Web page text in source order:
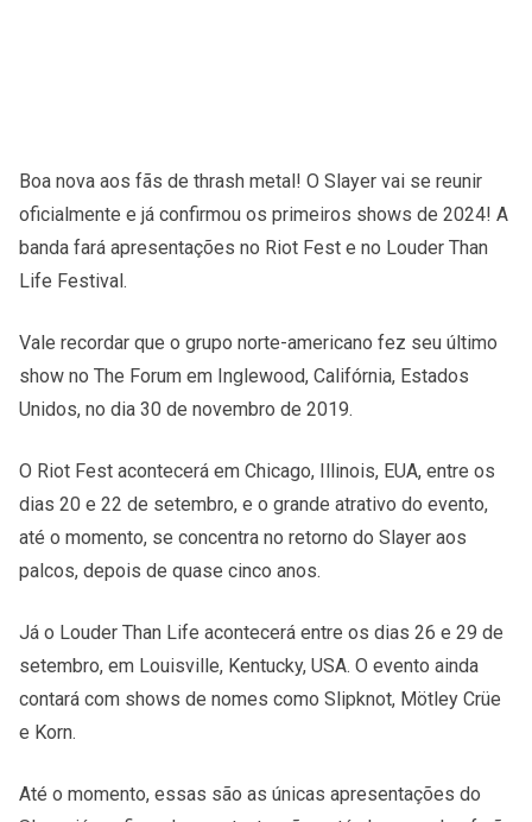
Boa nova aos fãs de thrash metal! O Slayer vai se reunir
oficialmente e já confirmou os primeiros shows de 2024! A
banda fará apresentações no Riot Fest e no Louder Than
Life Festival.
Vale recordar que o grupo norte-americano fez seu último
show no The Forum em Inglewood, Califórnia, Estados
Unidos, no dia 30 de novembro de 2019.
O Riot Fest acontecerá em Chicago, Illinois, EUA, entre os
dias 20 e 22 de setembro, e o grande atrativo do evento,
até o momento, se concentra no retorno do Slayer aos
palcos, depois de quase cinco anos.
Já o Louder Than Life acontecerá entre os dias 26 e 29 de
setembro, em Louisville, Kentucky, USA. O evento ainda
contará com shows de nomes como Slipknot, Mötley Crüe
e Korn.
Até o momento, essas são as únicas apresentações do